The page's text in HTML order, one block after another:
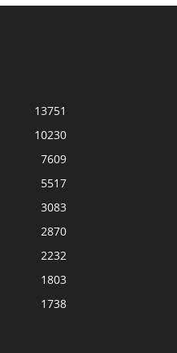
13751
10230
7609
5517
3083
2870
2232
1803
1738